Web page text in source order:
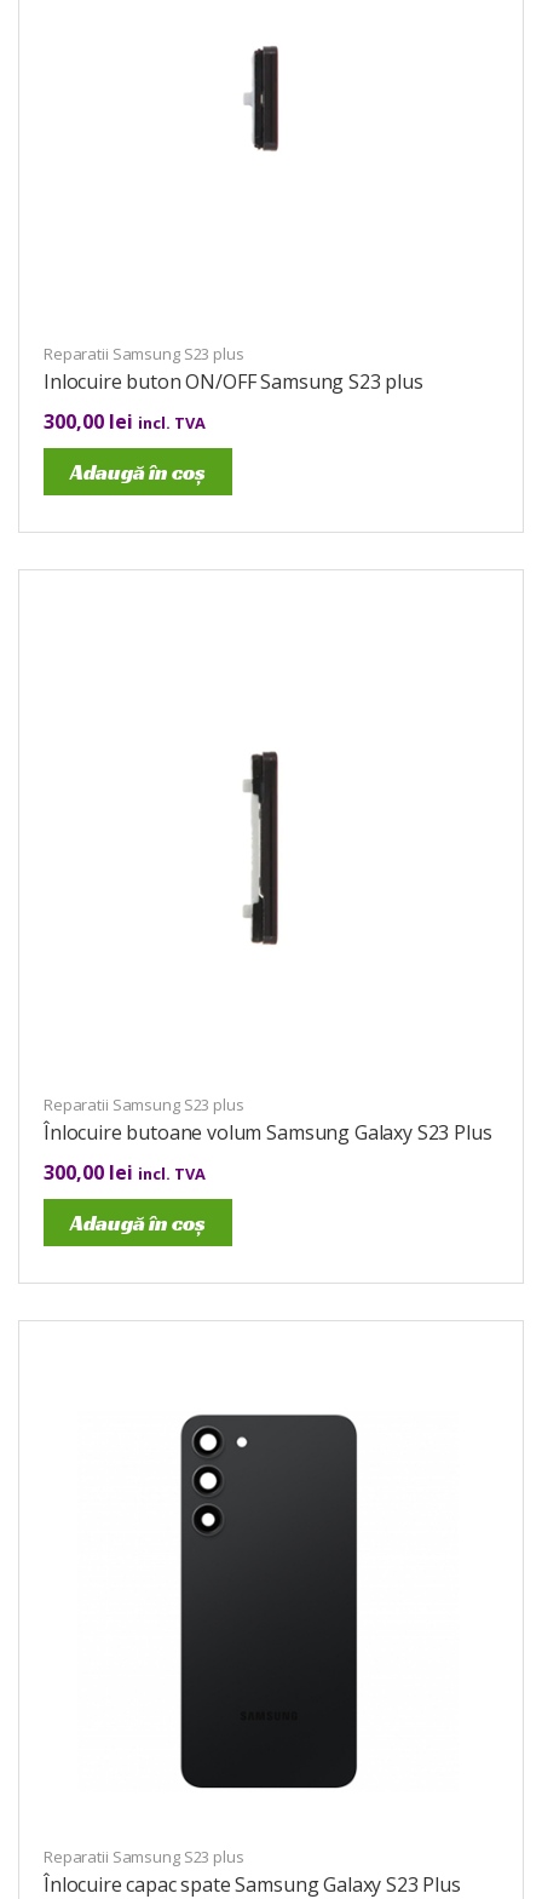
Reparatii Samsung S23 plus
Inlocuire buton ON/OFF Samsung S23 plus
300,00 lei incl. TVA
Adaugă în coș
Reparatii Samsung S23 plus
Înlocuire butoane volum Samsung Galaxy S23 Plus
300,00 lei incl. TVA
Adaugă în coș
Reparatii Samsung S23 plus
Înlocuire capac spate Samsung Galaxy S23 Plus